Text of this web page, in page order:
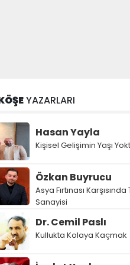
YAZARLARI
Hasan Yayla
Kişisel Gelişimin Yaşı
Özkan Buyrucu
Asya Fırtınası Karşısında
Sanayisi
Dr. Cemil Paslı
Kullukta Kolaya Kaçmak